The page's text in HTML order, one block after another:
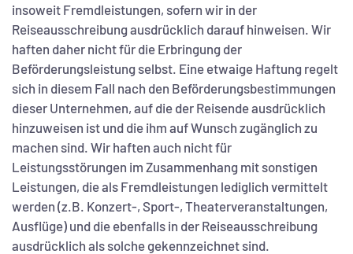
insoweit Fremdleistungen, sofern wir in der
Reiseausschreibung ausdrücklich darauf hinweisen. Wir
haften daher nicht für die Erbringung der
Beförderungsleistung selbst. Eine etwaige Haftung regelt
sich in diesem Fall nach den Beförderungsbestimmungen
dieser Unternehmen, auf die der Reisende ausdrücklich
hinzuweisen ist und die ihm auf Wunsch zugänglich zu
machen sind. Wir haften auch nicht für
Leistungsstörungen im Zusammenhang mit sonstigen
Leistungen, die als Fremdleistungen lediglich vermittelt
werden (z.B. Konzert-, Sport-, Theaterveranstaltungen,
Ausflüge) und die ebenfalls in der Reiseausschreibung
ausdrücklich als solche gekennzeichnet sind.